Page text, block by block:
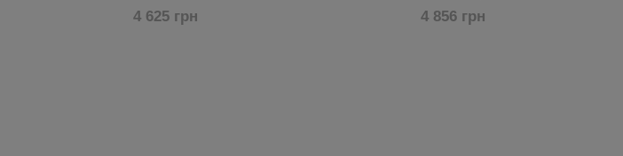
4 625 грн 4 856 грн